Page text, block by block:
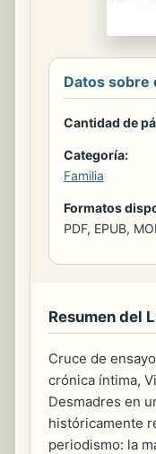
Datos sobre
Cantidad de
Categoría:
Familia
Formatos
PDF, EPUB,
Resumen del
Cruce de
crónica íntima,
Desmadres en
históricamente
periodismo: la